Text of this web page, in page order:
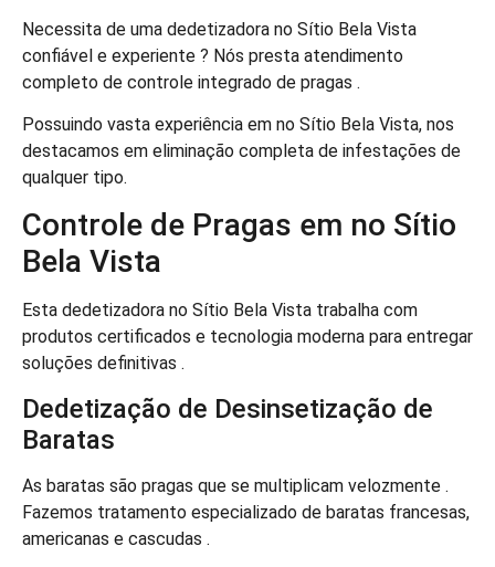
Necessita de uma dedetizadora no Sítio Bela Vista
confiável e experiente ? Nós presta atendimento
completo de controle integrado de pragas .
Possuindo vasta experiência em no Sítio Bela Vista, nos
destacamos em eliminação completa de infestações de
qualquer tipo.
Controle de Pragas em no Sítio
Bela Vista
Esta dedetizadora no Sítio Bela Vista trabalha com
produtos certificados e tecnologia moderna para entregar
soluções definitivas .
Dedetização de Desinsetização de
Baratas
As baratas são pragas que se multiplicam velozmente .
Fazemos tratamento especializado de baratas francesas,
americanas e cascudas .